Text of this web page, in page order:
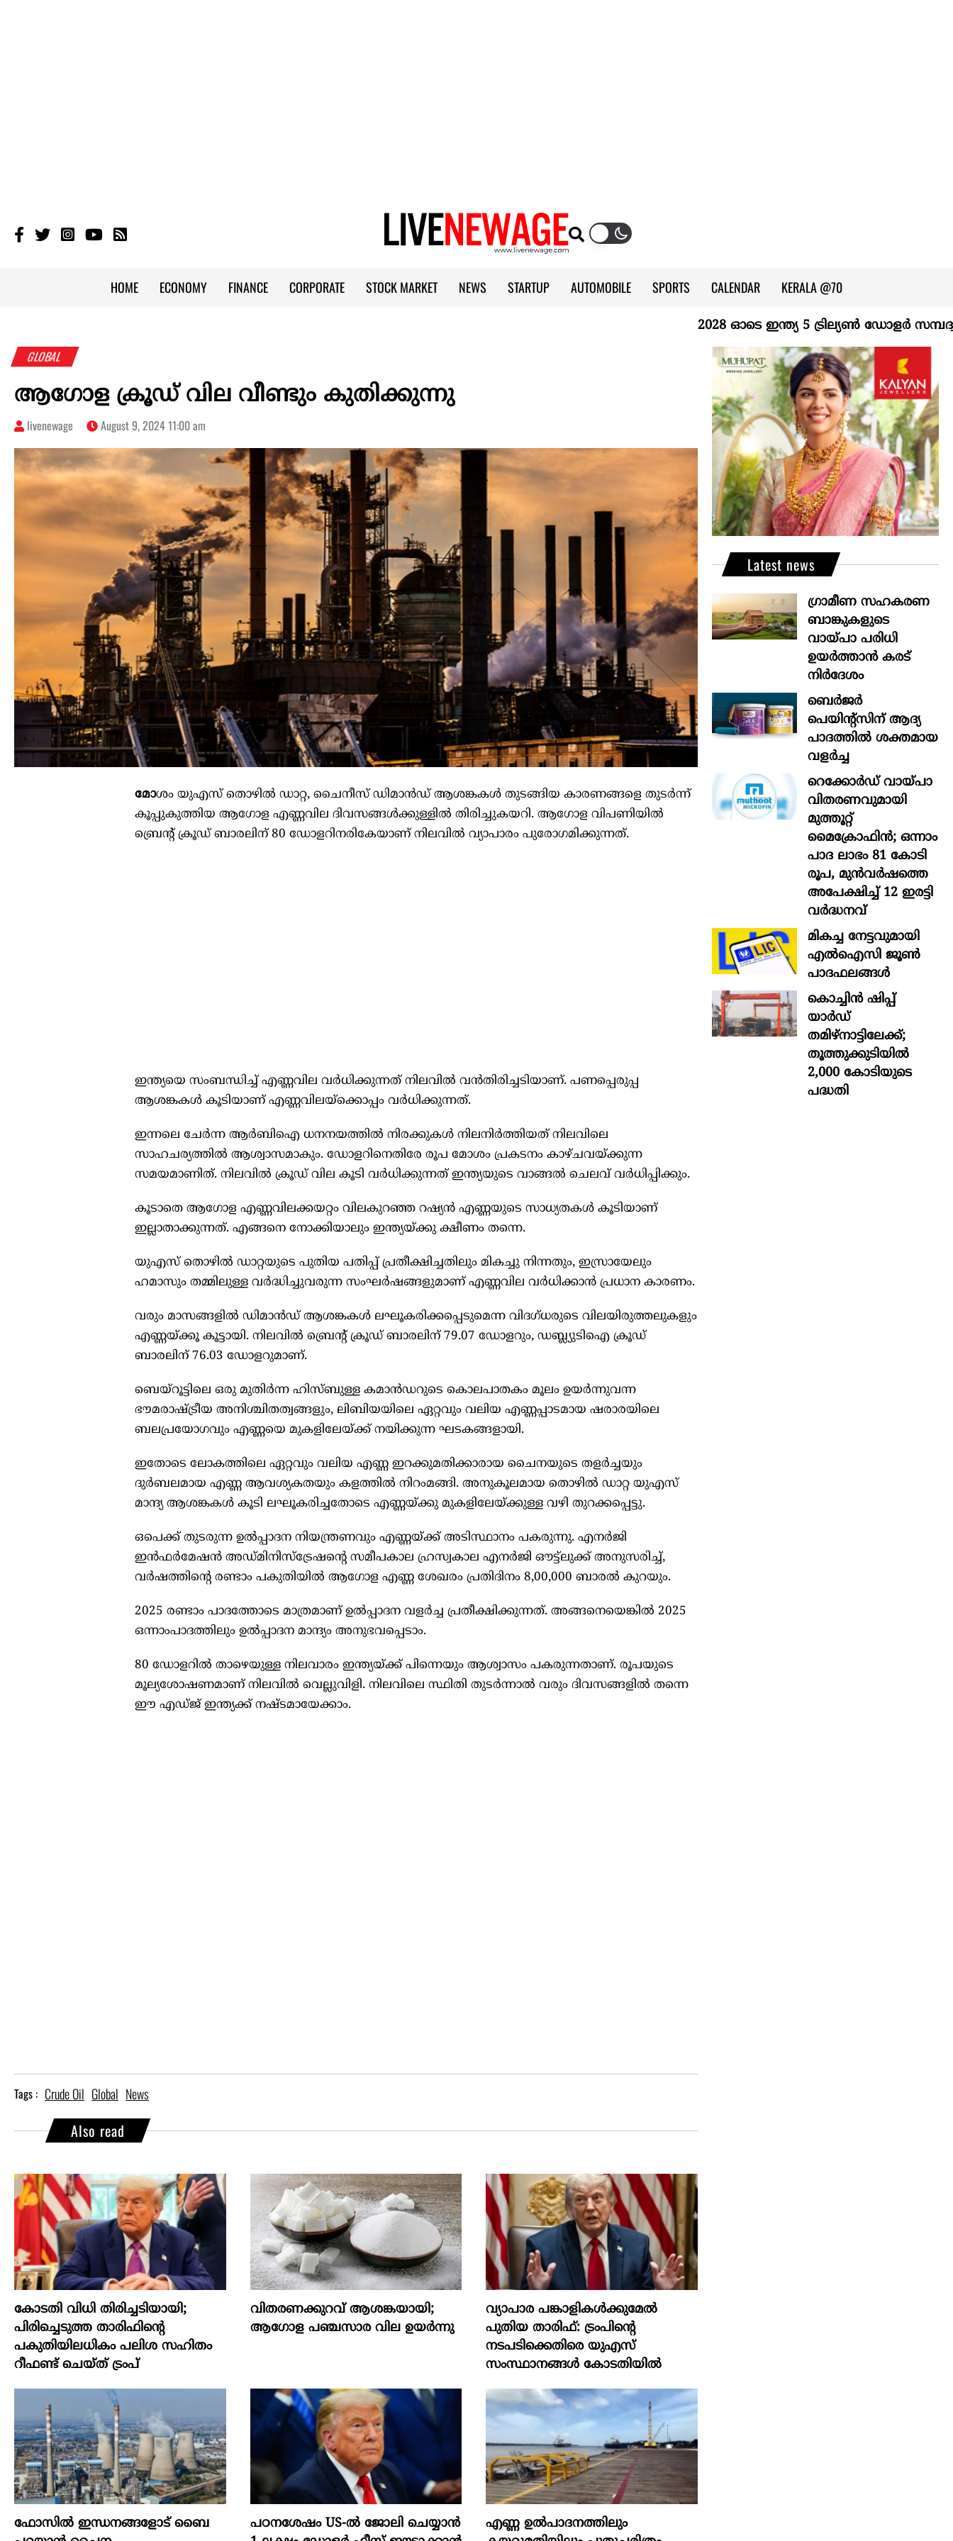
HOME ECONOMY FINANCE CORPORATE STOCK MARKET NEWS STARTUP AUTOMOBILE SPORTS CALENDAR KERALA @70
2028 ഓടെ ഇന്ത്യ 5 ട്രില്യണ്‍ ഡോളര്‍
GLOBAL
ആഗോള ക്രൂഡ് വില വീണ്ടും കുതിക്കുന്നു
livenewage August 9, 2024 11:00 am
മോശം യുഎസ് തൊഴിൽ ഡാറ്റ, ചൈനീസ് ഡിമാൻഡ് ആശങ്കകൾ തുടങ്ങിയ കാരണങ്ങളെ തുടർന്ന്
കൂപ്പുകുത്തിയ ആഗോള എണ്ണവില ദിവസങ്ങൾക്കുള്ളിൽ തിരിച്ചുകയറി. ആഗോള വിപണിയിൽ
ബ്രെന്റ് ക്രൂഡ് ബാരലിന് 80 ഡോളറിനരികേയാണ് നിലവിൽ വ്യാപാരം പുരോഗമിക്കുന്നത്.
ഇന്ത്യയെ സംബന്ധിച്ച് എണ്ണവില വർധിക്കുന്നത് നിലവിൽ വൻതിരിച്ചടിയാണ്. പണപ്പെരുപ്പ
ആശങ്കകൾ കൂടിയാണ് എണ്ണവിലയ്‌ക്കൊപ്പം വർധിക്കുന്നത്.
ഇന്നലെ ചേർന്ന ആർബിഐ ധനനയത്തിൽ നിരക്കുകൾ നിലനിർത്തിയത് നിലവിലെ
സാഹചര്യത്തിൽ ആശ്വാസമാകും. ഡോളറിനെതിരേ രൂപ മോശം പ്രകടനം കാഴ്ചവയ്ക്കുന്ന
സമയമാണിത്. നിലവിൽ ക്രൂഡ് വില കൂടി വർധിക്കുന്നത് ഇന്ത്യയുടെ വാങ്ങൽ ചെലവ് വർധിപ്പിക്കും.
കൂടാതെ ആഗോള എണ്ണവിലക്കയറ്റം വിലകുറഞ്ഞ റഷ്യൻ എണ്ണയുടെ സാധ്യതകൾ കൂടിയാണ്
ഇല്ലാതാക്കുന്നത്. എങ്ങനെ നോക്കിയാലും ഇന്ത്യയ്ക്കു ക്ഷീണം തന്നെ.
യുഎസ് തൊഴിൽ ഡാറ്റയുടെ പുതിയ പതിപ്പ് പ്രതീക്ഷിച്ചതിലും മികച്ചു നിന്നതും, ഇസ്രായേലും
ഹമാസും തമ്മിലുള്ള വർദ്ധിച്ചുവരുന്ന സംഘർഷങ്ങളുമാണ് എണ്ണവില വർധിക്കാൻ പ്രധാന കാരണം.
വരും മാസങ്ങളിൽ ഡിമാൻഡ് ആശങ്കകൾ ലഘൂകരിക്കപ്പെടുമെന്ന വിദഗ്ധരുടെ വിലയിരുത്തലുകളും
എണ്ണയ്ക്കൂ കൂട്ടായി. നിലവിൽ ബ്രെന്റ് ക്രൂഡ് ബാരലിന് 79.07 ഡോളറും, ഡബ്ല്യുടിഐ ക്രൂഡ്
ബാരലിന് 76.03 ഡോളറുമാണ്.
ബെയ്റൂട്ടിലെ ഒരു മുതിർന്ന ഹിസ്ബുള്ള കമാൻഡറുടെ കൊലപാതകം മൂലം ഉയർന്നുവന്ന
ഭൗമരാഷ്ട്രീയ അനിശ്ചിതത്വങ്ങളും, ലിബിയയിലെ ഏറ്റവും വലിയ എണ്ണപ്പാടമായ ഷരാരയിലെ
ബലപ്രയോഗവും എണ്ണയെ മുകളിലേയ്ക്ക് നയിക്കുന്ന ഘടകങ്ങളായി.
ഇതോടെ ലോകത്തിലെ ഏറ്റവും വലിയ എണ്ണ ഇറക്കുമതിക്കാരായ ചൈനയുടെ തളർച്ചയും
ദുർബലമായ എണ്ണ ആവശ്യകതയും കളത്തിൽ നിറംമങ്ങി. അനുകൂലമായ തൊഴിൽ ഡാറ്റ യുഎസ്
മാന്ദ്യ ആശങ്കകൾ കൂടി ലഘൂകരിച്ചതോടെ എണ്ണയ്ക്കു മുകളിലേയ്ക്കുള്ള വഴി തുറക്കപ്പെട്ടു.
ഒപെക്ക് തുടരുന്ന ഉൽപ്പാദന നിയന്ത്രണവും എണ്ണയ്ക്ക് അടിസ്ഥാനം പകരുന്നു. എനർജി
ഇൻഫർമേഷൻ അഡ്മിനിസ്ട്രേഷന്റെ സമീപകാല ഹ്രസ്വകാല എനർജി ഔട്ട്ലുക്ക് അനുസരിച്ച്,
വർഷത്തിന്റെ രണ്ടാം പകുതിയിൽ ആഗോള എണ്ണ ശേഖരം പ്രതിദിനം 8,00,000 ബാരൽ കുറയും.
2025 രണ്ടാം പാദത്തോടെ മാത്രമാണ് ഉൽപ്പാദന വളർച്ച പ്രതീക്ഷിക്കുന്നത്. അങ്ങനെയെങ്കിൽ 2025
ഒന്നാംപാദത്തിലും ഉൽപ്പാദന മാന്ദ്യം അനുഭവപ്പെടാം.
80 ഡോളറിൽ താഴെയുള്ള നിലവാരം ഇന്ത്യയ്ക്ക് പിന്നെയും ആശ്വാസം പകരുന്നതാണ്. രൂപയുടെ
മൂല്യശോഷണമാണ് നിലവിൽ വെല്ലുവിളി. നിലവിലെ സ്ഥിതി തുടർന്നാൽ വരും ദിവസങ്ങളിൽ തന്നെ
ഈ എഡ്ജ് ഇന്ത്യക്ക് നഷ്ടമായേക്കാം.
Tags : Crude Oil Global News
Also read
കോടതി വിധി തിരിച്ചടിയായി;
പിരിച്ചെടുത്ത താരിഫിന്‍റെ
പകുതിയിലധികം പലിശ സഹിതം
റീഫണ്ട് ചെയ്ത് ട്രംപ്
വിതരണക്കുറവ് ആശങ്കയായി;
ആഗോള പഞ്ചസാര വില ഉയര്‍ന്നു
വ്യാപാര പങ്കാളികൾക്കുമേൽ
പുതിയ താരിഫ്: ട്രംപിന്‍റെ
നടപടിക്കെതിരെ യുഎസ്
സംസ്ഥാനങ്ങൾ കോടതിയിൽ
ഫോസിൽ ഇന്ധനങ്ങളോട് ബൈ
പഠനശേഷം US-ൽ ജോലി ചെയ്യാൻ
എണ്ണ ഉൽപാദനത്തിലും
Latest news
ഗ്രാമീണ സഹകരണ
ബാങ്കുകളുടെ
വായ്പാ പരിധി
ഉയർത്താൻ കരട്
നിർദേശം
ബെർജർ
പെയിന്റ്സിന് ആദ്യ
പാദത്തിൽ ശക്തമായ
വളർച്ച
റെക്കോർഡ് വായ്പാ
വിതരണവുമായി
മുത്തൂറ്റ്
മൈക്രോഫിൻ; ഒന്നാം
പാദ ലാഭം 81 കോടി
രൂപ, മുൻവർഷത്തെ
അപേക്ഷിച്ച് 12 ഇരട്ടി
വർദ്ധനവ്
മികച്ച നേട്ടവുമായി
എൽഐസി ജൂൺ
പാദഫലങ്ങൾ
കൊച്ചിന്‍ ഷിപ്പ്
യാർഡ്
തമിഴ്നാട്ടിലേക്ക്;
തൂത്തുക്കുടിയിൽ
2,000 കോടിയുടെ
പദ്ധതി